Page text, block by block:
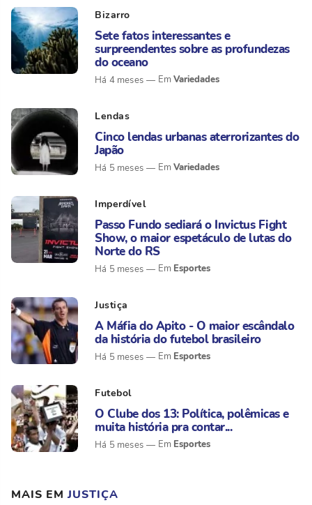
Bizarro
Sete fatos interessantes e
surpreendentes sobre as profundezas
do oceano
Há 4 meses Variedades
Lendas
Cinco lendas urbanas aterrorizantes do
Japão
Há 5 meses Variedades
Imperdível
Passo Fundo sediará o Invictus Fight
Show, o maior espetáculo de lutas do
Norte do RS
Há 5 meses Esportes
Justiça
A Máfia do Apito - O maior escândalo
da história do futebol brasileiro
Há 5 meses Esportes
Futebol
O Clube dos 13: Política, polêmicas e
muita história pra contar...
Há 5 meses Esportes
MAIS EM JUSTIÇA